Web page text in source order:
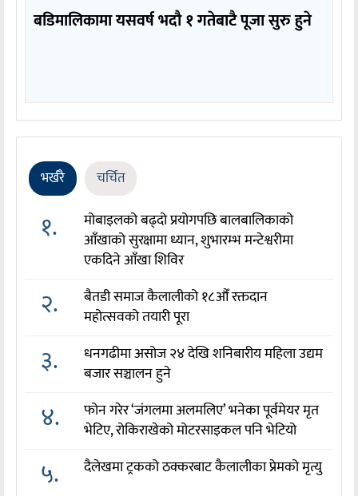
बडिमालिकामा यसवर्ष भदौ १ गतेबाटै पूजा सुरु हुने
भर्खरै चर्चित
१.
मोबाइलको बढ्दो प्रयोगपछि बालबालिकाको
आँखाको सुरक्षामा ध्यान, शुभारम्भ मन्टेश्वरीमा
एकदिने आँखा शिविर
२.
बैतडी समाज कैलालीको १८औँ रक्तदान
महोत्सवको तयारी पूरा
३.
धनगढीमा असोज २४ देखि शनिबारीय महिला उद्यम
बजार सञ्चालन हुने
४.
फोन गरेर ‘जंगलमा अलमलिए’ भनेका पूर्वमेयर मृत
भेटिए, रोकिराखेको मोटरसाइकल पनि भेटियो
५. दैलेखमा ट्रकको ठक्करबाट कैलालीका प्रेमको मृत्यु